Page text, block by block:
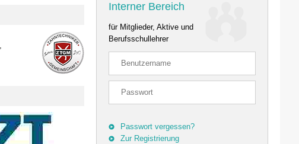
Interner Bereich
für Mitglieder, Aktive und
Berufsschullehrer
Passwort vergessen?
Zur Registrierung